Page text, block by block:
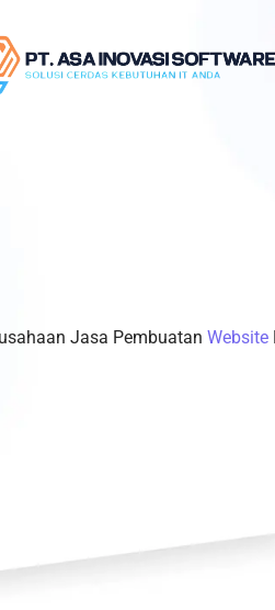
Jasa Pembuatan Website